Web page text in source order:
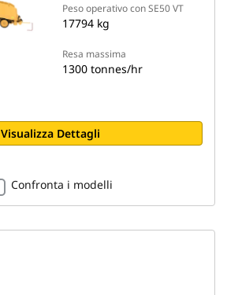
Peso operativo con SE50 VT
17794 kg
Resa massima
1300 tonnes/hr
Visualizza Dettagli
Confronta i modelli